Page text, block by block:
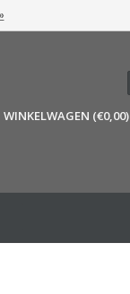
WINKELWAGEN (€0,00)